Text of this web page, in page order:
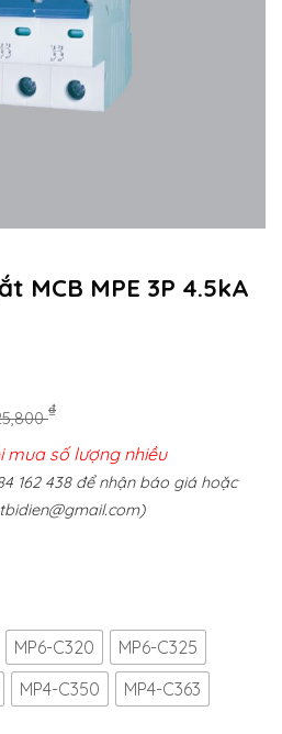
MCB MPE 3P 4.5kA
₫
mua số lượng nhiều
162 438 để nhận báo giá hoặc
)
MP6-C320
MP6-C325
MP4-C350 MP4-C363